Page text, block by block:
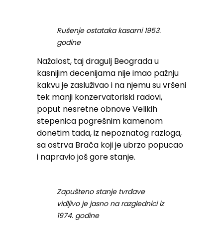
Rušenje ostataka kasarni 1953.
godine
Nažalost, taj dragulj Beograda u
kasnijim decenijama nije imao pažnju
kakvu je zasluživao i na njemu su vršeni
tek manji konzervatoriski radovi,
poput nesretne obnove Velikih
stepenica pogrešnim kamenom
donetim tada, iz nepoznatog razloga,
sa ostrva Brača koji je ubrzo popucao
i napravio još gore stanje.
Zapušteno stanje tvrđave
vidljivo je jasno na razglednici iz
1974. godine